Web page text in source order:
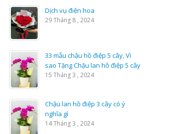
Dịch vụ điện hoa
29 Tháng 8 , 2024
33 mẫu chậu hồ điệp 5 cây, Vì
sao Tặng Chậu lan hồ điệp 5 cây
15 Tháng 3 , 2024
Chậu lan hồ điệp 3 cây có ý
nghĩa gì
14 Tháng 3 , 2024